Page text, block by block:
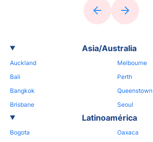
Asia/Australia
Auckland
Bali
Bangkok
Brisbane
Melbourne
Perth
Queenstown
Seoul
Latinoamérica
Bogota
Oaxaca